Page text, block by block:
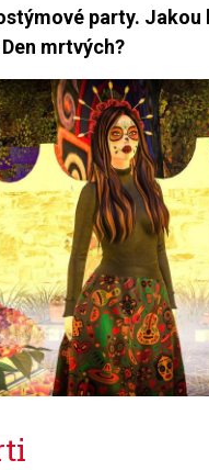
party. Jakou
mrtvých?